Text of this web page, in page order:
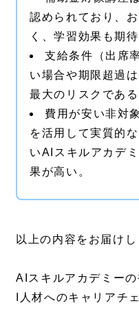
認められており、
く、学習効果も期待
支給条件（出席
い場合や期限超過
最大のリスクである
費用が安い非対
を活用して実質的
いAIスキルアカデ
果が高い。
以上の内容をお届けし
AIスキルアカデミー
I人材へのキャリアチ